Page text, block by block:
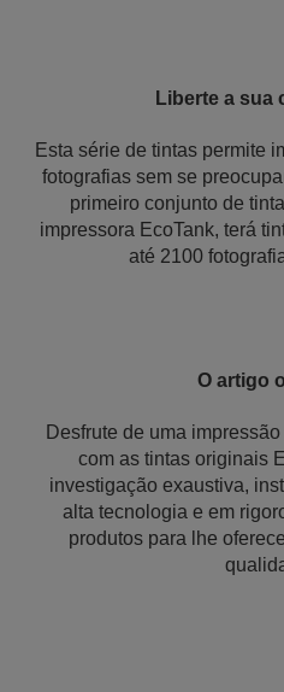
Liberte a sua
Esta série de tintas permite
fotografias sem se
primeiro conjunto de
impressora EcoTank, terá
até 2100
O artigo
Desfrute de uma
com as tintas originais
investigação exaustiva,
alta tecnologia e em
produtos para lhe